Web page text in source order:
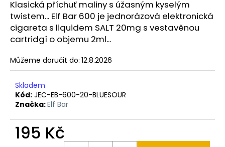
Klasická příchuť maliny s úžasným kyselým
twistem... Elf Bar 600 je jednorázová elektronická
cigareta s liquidem SALT 20mg s vestavěnou
cartridgí o objemu 2ml...
Můžeme doručit do: 12.8.2026
Skladem
Kód: JEC-EB-600-20-BLUESOUR
Značka:Elf Bar
195 Kč
D
o
o
r
u
č
u
j
e
m